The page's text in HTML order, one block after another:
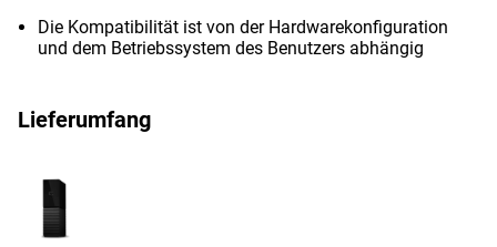
Die Kompatibilität ist von der Hardwarekonfiguration
und dem Betriebssystem des Benutzers abhängig
Lieferumfang